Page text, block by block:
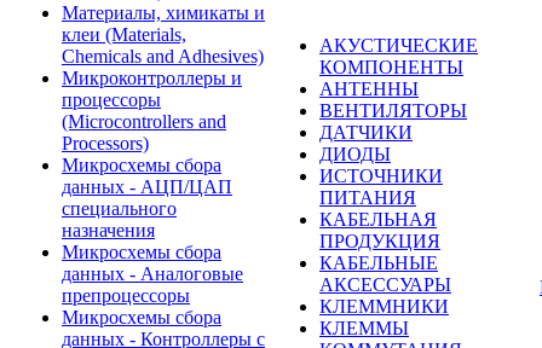
Материалы, химикаты и
клеи (Materials,
Chemicals and Adhesives)
Микроконтроллеры и
процессоры
(Microcontrollers and
Processors)
Микросхемы сбора
данных - АЦП/ЦАП
специального
назначения
Микросхемы сбора
данных - Аналоговые
препроцессоры
Микросхемы сбора
данных - Контроллеры с
АКУСТИЧЕСКИЕ
КОМПОНЕНТЫ
АНТЕННЫ
ВЕНТИЛЯТОРЫ
ДАТЧИКИ
ДИОДЫ
ИСТОЧНИКИ
ПИТАНИЯ
КАБЕЛЬНАЯ
ПРОДУКЦИЯ
КАБЕЛЬНЫЕ
АКСЕССУАРЫ
КЛЕММНИКИ
КЛЕММЫ